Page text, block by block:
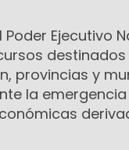
Ejecutivo
destinados
provincias y
la